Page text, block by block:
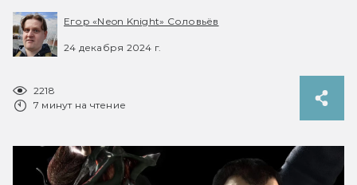
Егор «Neon Knight» Соловьёв
24 декабря 2024 г.
2218
7 минут на чтение